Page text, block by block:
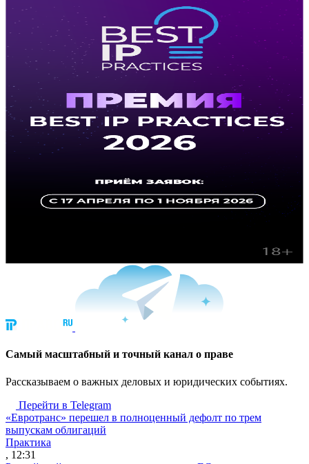
Cамый масштабный и точный канал о праве
Рассказываем о важных деловых и юридических событиях.
Перейти в Telegram
«Евротранс» перешел в полноценный дефолт по трем
выпускам облигаций
Практика
, 12:31